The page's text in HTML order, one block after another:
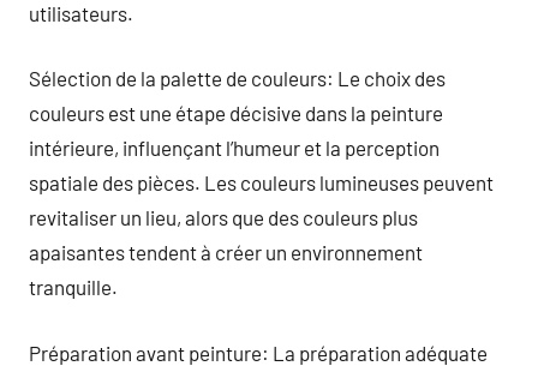
utilisateurs.
Sélection de la palette de couleurs: Le choix des
couleurs est une étape décisive dans la peinture
intérieure, influençant l’humeur et la perception
spatiale des pièces. Les couleurs lumineuses peuvent
revitaliser un lieu, alors que des couleurs plus
apaisantes tendent à créer un environnement
tranquille.
Préparation avant peinture: La préparation adéquate